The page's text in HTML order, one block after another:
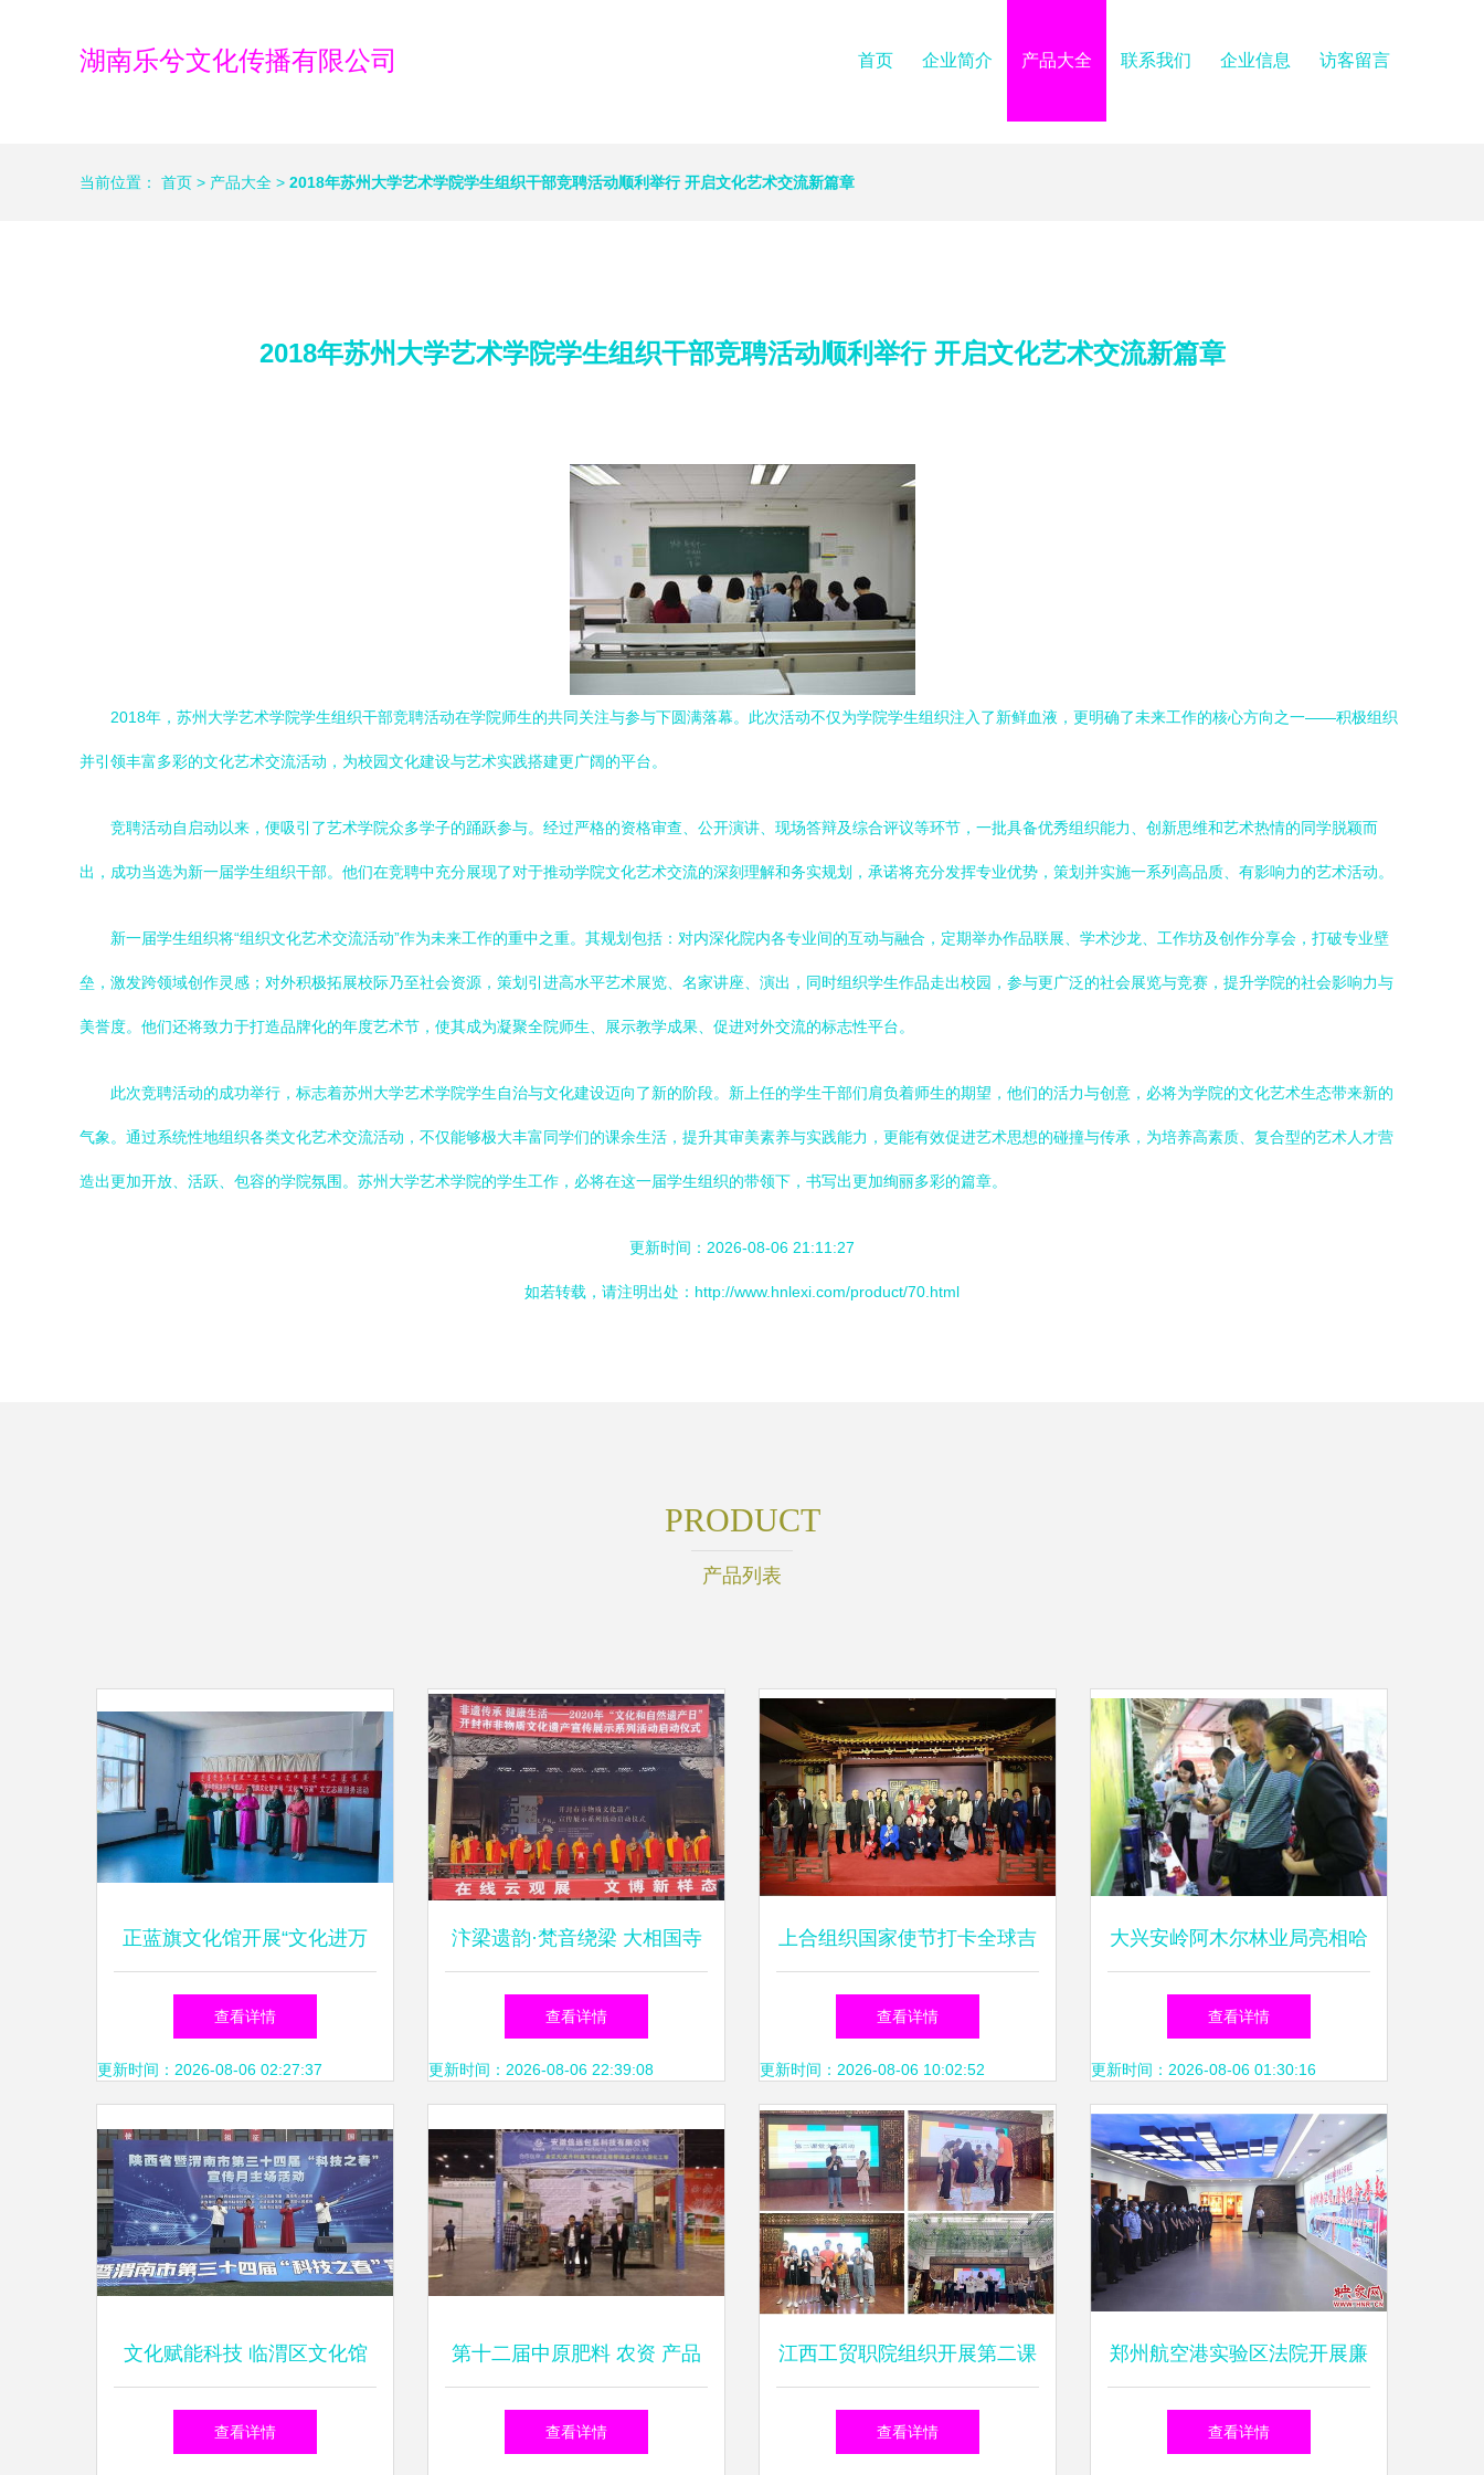
湖南乐兮文化传播有限公司 首页 企业简介 产品大全 联系我们 企业信息 访客留言
当前位置： 首页 > 产品大全 > 2018年苏州大学艺术学院学生组织干部竞聘活动顺利举行 开启文化艺术交流新篇章
2018年苏州大学艺术学院学生组织干部竞聘活动顺利举行 开启文化艺术交流新篇章
2018年，苏州大学艺术学院学生组织干部竞聘活动在学院师生的共同关注与参与下圆满落幕。此次活动不仅为学院学生组织注入了新鲜血液，更明确了未来工作的核心方向之一——积极组织
并引领丰富多彩的文化艺术交流活动，为校园文化建设与艺术实践搭建更广阔的平台。
竞聘活动自启动以来，便吸引了艺术学院众多学子的踊跃参与。经过严格的资格审查、公开演讲、现场答辩及综合评议等环节，一批具备优秀组织能力、创新思维和艺术热情的同学脱颖而
出，成功当选为新一届学生组织干部。他们在竞聘中充分展现了对于推动学院文化艺术交流的深刻理解和务实规划，承诺将充分发挥专业优势，策划并实施一系列高品质、有影响力的艺术活动。
新一届学生组织将“组织文化艺术交流活动”作为未来工作的重中之重。其规划包括：对内深化院内各专业间的互动与融合，定期举办作品联展、学术沙龙、工作坊及创作分享会，打破专业壁
垒，激发跨领域创作灵感；对外积极拓展校际乃至社会资源，策划引进高水平艺术展览、名家讲座、演出，同时组织学生作品走出校园，参与更广泛的社会展览与竞赛，提升学院的社会影响力与
美誉度。他们还将致力于打造品牌化的年度艺术节，使其成为凝聚全院师生、展示教学成果、促进对外交流的标志性平台。
此次竞聘活动的成功举行，标志着苏州大学艺术学院学生自治与文化建设迈向了新的阶段。新上任的学生干部们肩负着师生的期望，他们的活力与创意，必将为学院的文化艺术生态带来新的
气象。通过系统性地组织各类文化艺术交流活动，不仅能够极大丰富同学们的课余生活，提升其审美素养与实践能力，更能有效促进艺术思想的碰撞与传承，为培养高素质、复合型的艺术人才营
造出更加开放、活跃、包容的学院氛围。苏州大学艺术学院的学生工作，必将在这一届学生组织的带领下，书写出更加绚丽多彩的篇章。
更新时间：2026-08-06 21:11:27
如若转载，请注明出处：http://www.hnlexi.com/product/70.html
PRODUCT
产品列表
正蓝旗文化馆开展“文化进万
家”文艺志愿服务活动 组织文
化艺术交流，传递温暖与活力
查看详情
更新时间：2026-08-06 02:27:37
汴梁遗韵·梵音绕梁 大相国寺
梵乐亮相文化和自然遗产日
查看详情
更新时间：2026-08-06 22:39:08
上合组织国家使节打卡全球吉
庆生肖设计大赛邀请展 沉浸
式体验中国生肖文化魅力
查看详情
更新时间：2026-08-06 10:02:52
大兴安岭阿木尔林业局亮相哈
洽会，组织文化艺术交流活动
查看详情
更新时间：2026-08-06 01:30:16
文化赋能科技 临渭区文化馆
以文艺展演点亮‘科技之春’启
查看详情
第十二届中原肥料 农资 产品
交易暨信息交流会
查看详情
江西工贸职院组织开展第二课
堂文化活动
查看详情
郑州航空港实验区法院开展廉
洁文化与艺术交流活动，提升
查看详情